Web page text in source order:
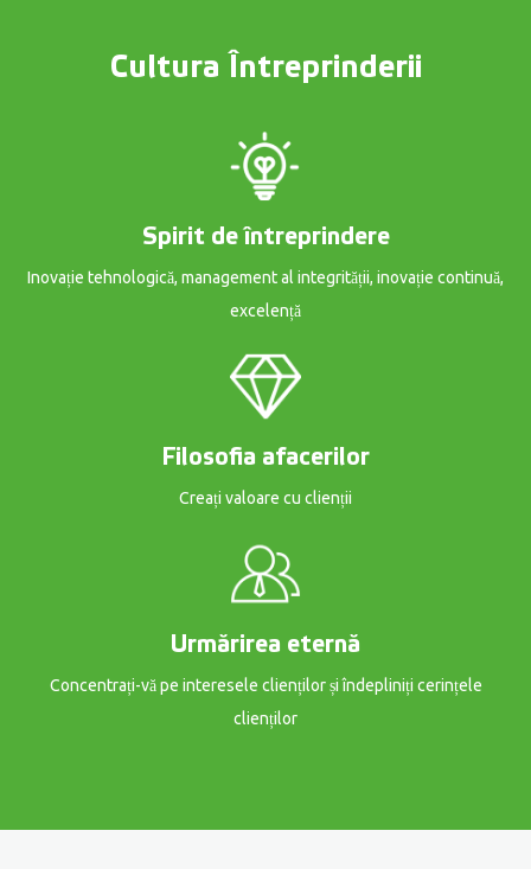
Cultura Întreprinderii
Spirit de întreprindere
Inovație tehnologică, management al integrității, inovație continuă,
excelență
Filosofia afacerilor
Creați valoare cu clienții
Urmărirea eternă
Concentrați-vă pe interesele clienților și îndepliniți cerințele
clienților